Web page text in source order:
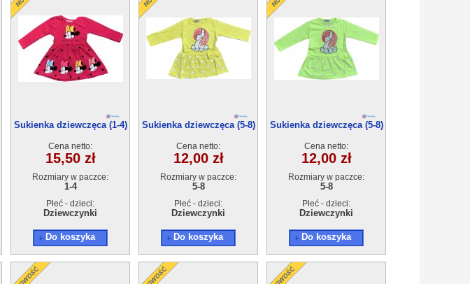
Sukienka dziewczęca (1-4)
Cena netto:
15,50 zł
Rozmiary w paczce:
1-4
Płeć - dzieci:
Dziewczynki
Do koszyka
Sukienka dziewczęca (5-8)
Cena netto:
12,00 zł
Rozmiary w paczce:
5-8
Płeć - dzieci:
Dziewczynki
Do koszyka
Sukienka dziewczęca (5-8)
Cena netto:
12,00 zł
Rozmiary w paczce:
5-8
Płeć - dzieci:
Dziewczynki
Do koszyka